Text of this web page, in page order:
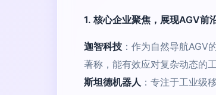
1. 核心企业聚焦，展现AGV前
迦智科技 ：作为自然导航
著称，能有效应对复杂动态的
斯坦德机器人 ：专注于工业级